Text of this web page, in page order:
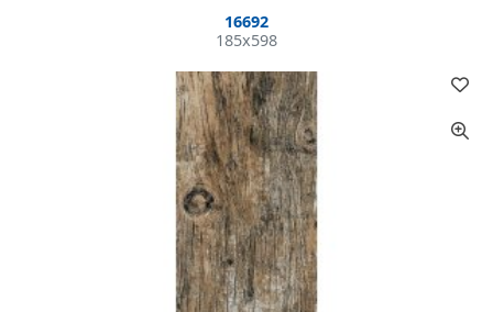
16692
185x598